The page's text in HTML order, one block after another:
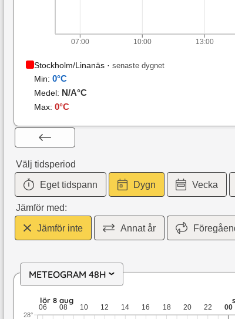
07:00 10:00 13:00
Stockholm/Linanäs · senaste dygnet
Min: 0°C
Medel: N/A°C
Max: 0°C
Välj tidsperiod
Eget tidspann Dygn Vecka
Jämför med:
Jämför inte Annat år
METEOGRAM 48H›
lör 8 aug: 22,7 till 14,8 grader: ingen nederbörd:
lör 8 aug
06 08 10 12 14 16 18 20 22 00
28°